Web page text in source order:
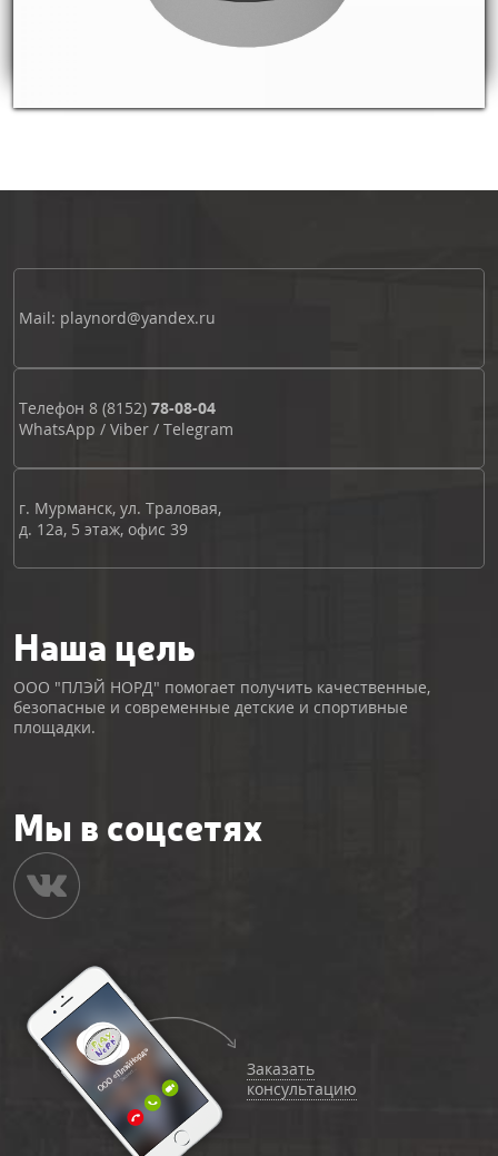
Mail: playnord@yandex.ru
Телефон 8 (8152) 78-08-04
WhatsApp / Viber / Telegram
г. Мурманск, ул. Траловая,
д. 12а, 5 этаж, офис 39
Наша цель
ООО "ПЛЭЙ НОРД" помогает получить качественные,
безопасные и современные детские и спортивные
площадки.
Мы в соцсетях
Заказать
консультацию